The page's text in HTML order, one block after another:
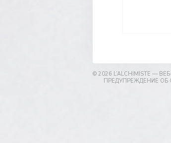
© 2026 L’ALCHIMISTE —
ПРЕДУПРЕЖДЕНИЕ ОБ